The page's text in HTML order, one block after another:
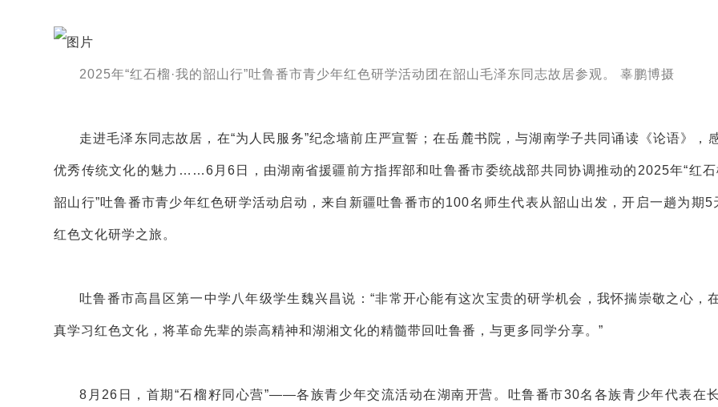
2025年“红石榴·我的韶山行”吐鲁番市青少年红色研学活动团在韶山毛泽东同志故居参观。 辜鹏博摄
走进毛泽东同志故居，在“为人民服务”纪念墙前庄严宣誓；在岳麓书院，与湖南学子共同诵读《论语》，
优秀传统文化的魅力……6月6日，由湖南省援疆前方指挥部和吐鲁番市委统战部共同协调推动的2025年“红石
韶山行”吐鲁番市青少年红色研学活动启动，来自新疆吐鲁番市的100名师生代表从韶山出发，开启一趟为期5
红色文化研学之旅。
吐鲁番市高昌区第一中学八年级学生魏兴昌说：“非常开心能有这次宝贵的研学机会，我怀揣崇敬之心，
真学习红色文化，将革命先辈的崇高精神和湖湘文化的精髓带回吐鲁番，与更多同学分享。”
8月26日，首期“石榴籽同心营”——各族青少年交流活动在湖南开营。吐鲁番市30名各族青少年代表在